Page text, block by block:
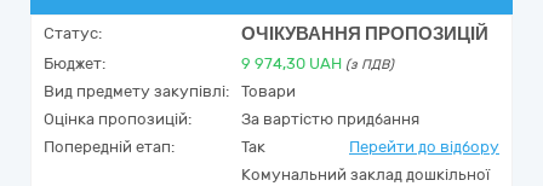
Статус: ОЧІКУВАННЯ ПРОПОЗИЦІЙ
Бюджет: 9 974,30 UAH (з ПДВ)
Вид предмету закупівлі:
Товари
Оцінка пропозицій:
За вартістю придбання
Попередній етап:
Так Перейти до відбору
Комунальний заклад дошкільної